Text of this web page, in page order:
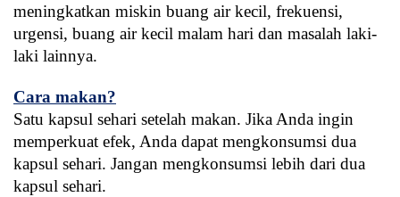
meningkatkan miskin buang air kecil, frekuensi,
urgensi, buang air kecil malam hari dan masalah laki-
laki lainnya.
Cara makan?
Satu kapsul sehari setelah makan. Jika Anda ingin
memperkuat efek, Anda dapat mengkonsumsi dua
kapsul sehari. Jangan mengkonsumsi lebih dari dua
kapsul sehari.